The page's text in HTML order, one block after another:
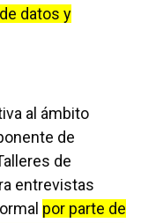
datos y
al ámbito
de
de
entrevistas
por parte de